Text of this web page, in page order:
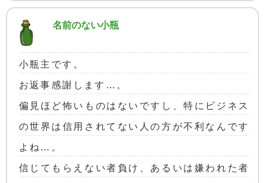
名前のない小瓶
小瓶主です。
お返事感謝します…。
偏見ほど怖いものはないですし、特にビジネス
の世界は信用されてない人の方が不利なんです
よね…。
信じてもらえない者負け、あるいは嫌われた者